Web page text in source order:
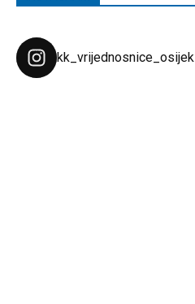
kk_vrijednosnice_osijek